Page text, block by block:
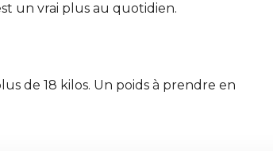
un vrai plus au quotidien.
de 18 kilos. Un poids à prendre en